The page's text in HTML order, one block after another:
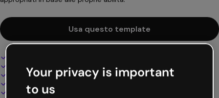
Usa questo template
100% personalizzabile
Aggiungi audio, video e multimedia
Presenta, condividi o pubblica online
Scarica in PDF, MP4 e altri formati
Your privacy is important
to us